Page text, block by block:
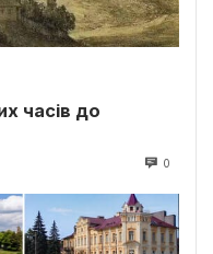
часів до
0